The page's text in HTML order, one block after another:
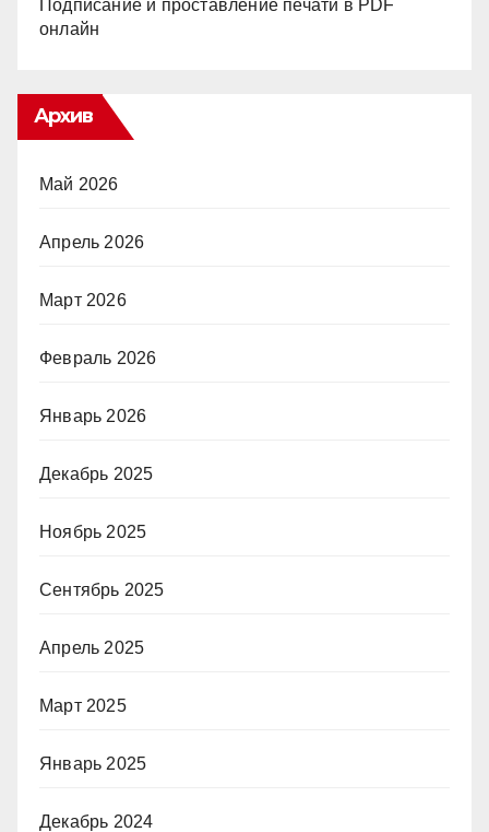
Подписание и проставление печати в PDF
онлайн
Архив
Май 2026
Апрель 2026
Март 2026
Февраль 2026
Январь 2026
Декабрь 2025
Ноябрь 2025
Сентябрь 2025
Апрель 2025
Март 2025
Январь 2025
Декабрь 2024